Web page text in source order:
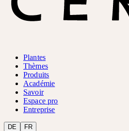
Plantes
Thèmes
Produits
Académie
Savoir
Espace pro
Entreprise
DE FR